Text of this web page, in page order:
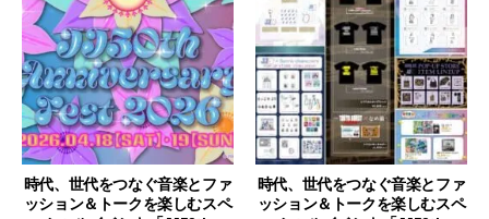
時代、世代をつなぐ音楽とファ
ッション＆トークを楽しむスペ
時代、世代をつなぐ音楽とファ
ッション＆トークを楽しむスペ